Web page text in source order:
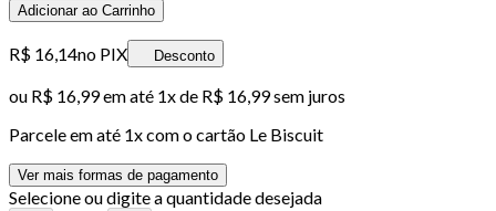
Adicionar ao Carrinho
R$ 16,14no PIX Desconto
ou R$ 16,99em até 1x de R$ 16,99sem juros
Parcele em até 1x com o cartão Le Biscuit
Ver mais formas de pagamento
Selecione ou digite a quantidade desejada